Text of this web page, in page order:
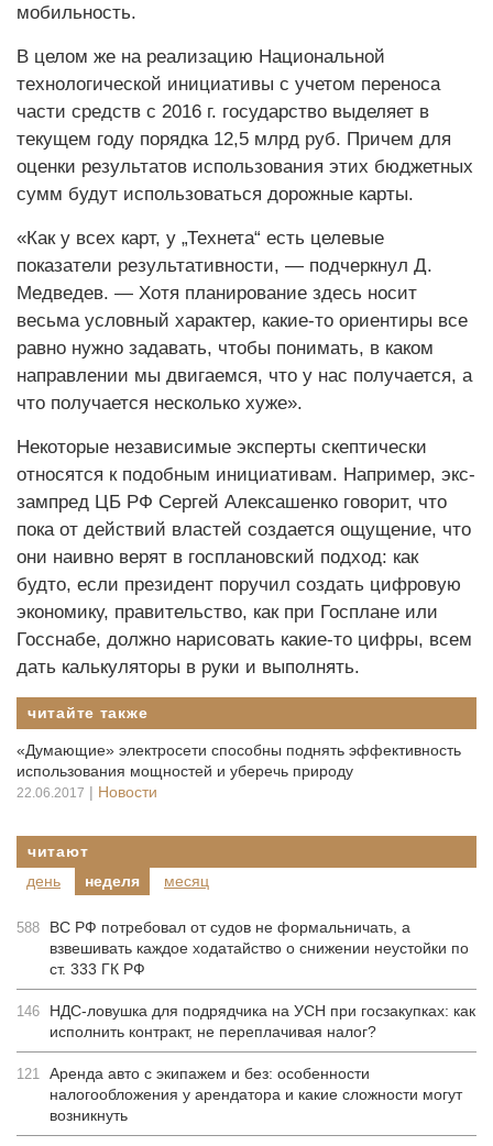
мобильность.
В целом же на реализацию Национальной
технологичес­кой инициативы с учетом переноса
части средств с 2016 г. государство выделяет в
текущем году порядка 12,5 млрд руб. Причем для
оценки результатов использования этих бюджетных
сумм будут использоваться дорожные карты.
«Как у всех карт, у „Технета“ есть целевые
показатели результативности, — подчеркнул Д.
Медведев. — Хотя планирование здесь носит
весьма условный характер, какие-то ориентиры все
равно нужно задавать, чтобы понимать, в каком
направлении мы двигаемся, что у нас получается, а
что получается несколько хуже».
Некоторые независимые эксперты скептически
относятся к подобным инициативам. Например, экс-
зампред ЦБ РФ Сергей Алексашенко говорит, что
пока от действий властей создается ощущение, что
они наивно верят в госплановский подход: как
будто, если президент поручил создать цифровую
экономику, правительство, как при Госплане или
Госснабе, должно нарисовать какие-то цифры, всем
дать калькуляторы в руки и выполнять.
читайте также
«Думающие» электросети способны поднять эффективность
использования мощностей и уберечь природу
22.06.2017 | Новости
читают
день
неделя месяц
588
ВС РФ потребовал от судов не формальничать, а
взвешивать каждое ходатайство о снижении неустойки по
ст. 333 ГК РФ
146
НДС-ловушка для подрядчика на УСН при госзакупках: как
исполнить контракт, не переплачивая налог?
121
Аренда авто с экипажем и без: особенности
налогообложения у арендатора и какие сложности могут
возникнуть